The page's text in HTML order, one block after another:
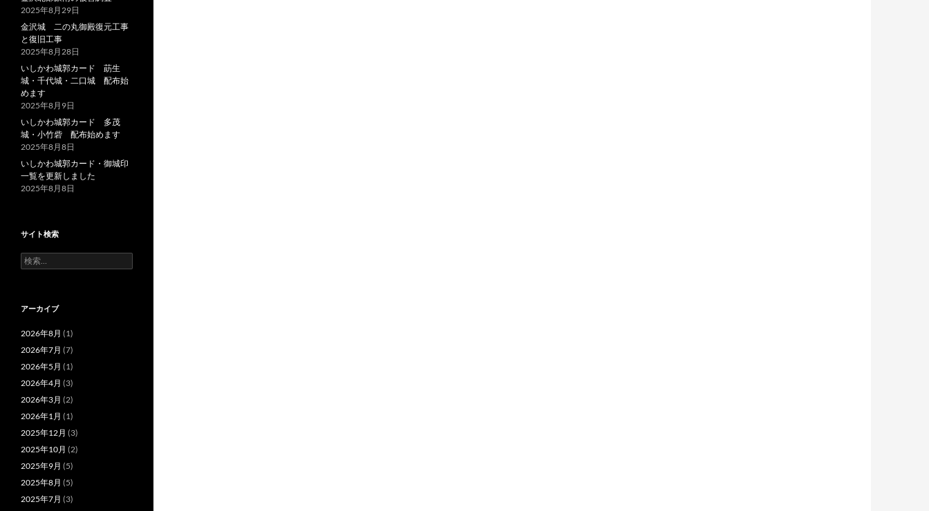
2025年8月29日
金沢城 二の丸御殿復元工事
と復旧工事
2025年8月28日
いしかわ城郭カード 莇生
城・千代城・二口城 配布始
めます
2025年8月9日
いしかわ城郭カード 多茂
城・小竹砦 配布始めます
2025年8月8日
いしかわ城郭カード・御城印
一覧を更新しました
2025年8月8日
サイト検索
検
索:
アーカイブ
2026年8月 (1)
2026年7月 (7)
2026年5月 (1)
2026年4月 (3)
2026年3月 (2)
2026年1月 (1)
2025年12月 (3)
2025年10月 (2)
2025年9月 (5)
2025年8月 (5)
2025年7月 (3)